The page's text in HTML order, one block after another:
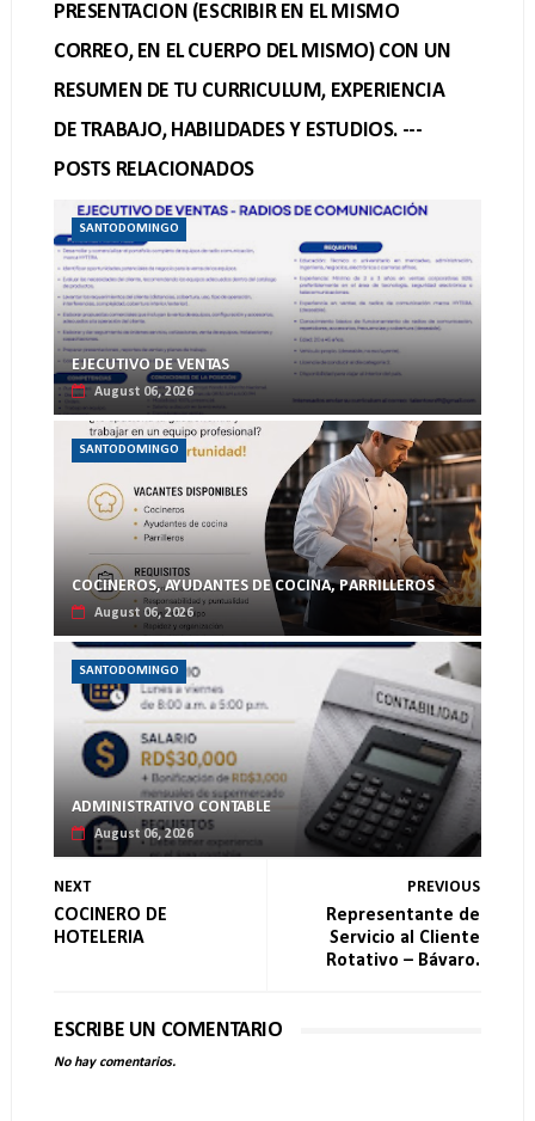
PRESENTACION (ESCRIBIR EN EL MISMO
CORREO, EN EL CUERPO DEL MISMO) CON UN
RESUMEN DE TU CURRICULUM, EXPERIENCIA
DE TRABAJO, HABILIDADES Y ESTUDIOS. ---
POSTS RELACIONADOS
SANTODOMINGO
EJECUTIVO DE VENTAS
August 06, 2026
SANTODOMINGO
COCINEROS, AYUDANTES DE COCINA, PARRILLEROS
August 06, 2026
SANTODOMINGO
ADMINISTRATIVO CONTABLE
August 06, 2026
NEXT
COCINERO DE
HOTELERIA
PREVIOUS
Representante de
Servicio al Cliente
Rotativo – Bávaro.
ESCRIBE UN COMENTARIO
No hay comentarios.